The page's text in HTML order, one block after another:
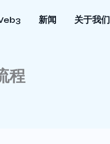
新闻 关于我们
程